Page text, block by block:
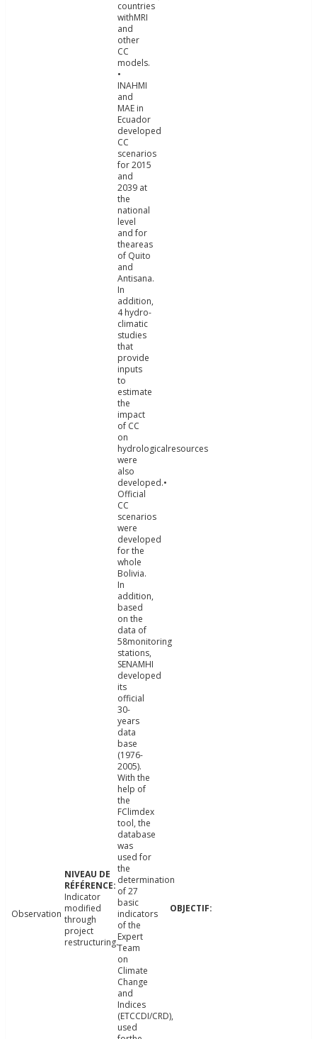
Observation
Indicator
modified
through
project
restructuring.
countries
withMRI
and
other
CC
models.
•
INAHMI
and
MAE in
Ecuador
developed
CC
scenarios
for 2015
and
2039 at
the
national
level
and for
theareas
of Quito
and
Antisana.
In
addition,
4 hydro-
climatic
studies
that
provide
inputs
to
estimate
the
impact
of CC
on
hydrologicalresources
were
also
developed.•
Official
CC
scenarios
were
developed
for the
whole
Bolivia.
In
addition,
based
on the
data of
58monitoring
stations,
SENAMHI
developed
its
official
30-
years
data
base
(1976-
2005).
With the
help of
the
FClimdex
tool, the
database
was
used for
the
determination
of 27
basic
indicators
of the
Expert
Team
on
Climate
Change
and
Indices
(ETCCDI/CRD),
used